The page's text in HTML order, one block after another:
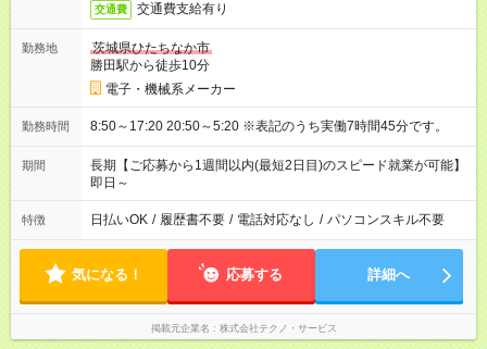
交通費 交通費支給有り
勤務地
茨城県ひたちなか市
勝田駅から徒歩10分
電子・機械系メーカー
勤務時間 8:50～17:20 20:50～5:20 ※表記のうち実働7時間45分です。
期間
長期【ご応募から1週間以内(最短2日目)のスピード就業が可能】
即日～
特徴 日払いOK / 履歴書不要 / 電話対応なし / パソコンスキル不要
気になる！ 応募する 詳細へ
掲載元企業名 株式会社テクノ・サービス